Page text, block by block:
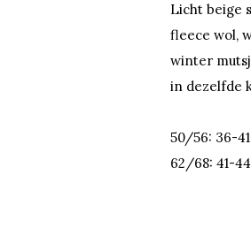
Licht beige
fleece wol,
winter
in dezelfde
50/56: 36-
62/68: 41-